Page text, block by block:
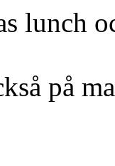
lunch
på